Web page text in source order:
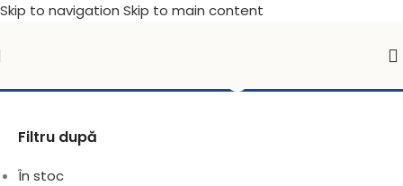
Skip to navigation Skip to main content
Filtru după
În stoc